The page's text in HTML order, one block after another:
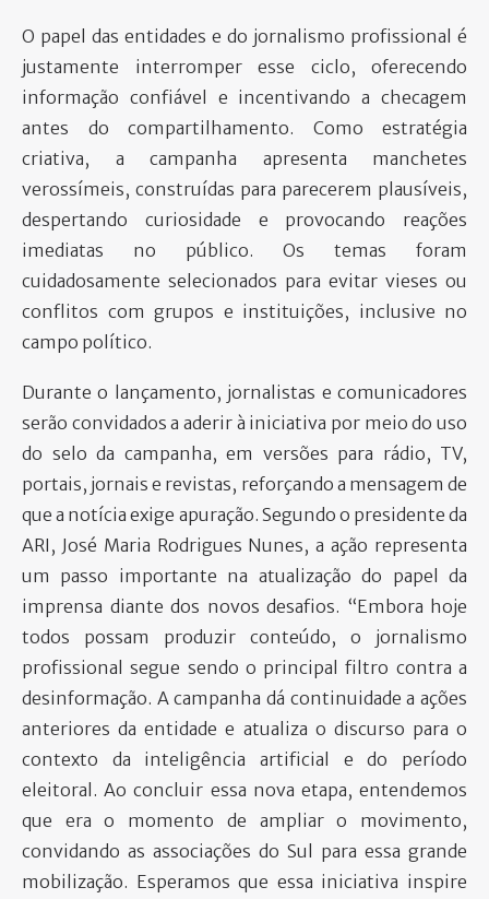
O papel das entidades e do jornalismo profissional é
justamente interromper esse ciclo, oferecendo
informação confiável e incentivando a checagem
antes do compartilhamento. Como estratégia
criativa, a campanha apresenta manchetes
verossímeis, construídas para parecerem plausíveis,
despertando curiosidade e provocando reações
imediatas no público. Os temas foram
cuidadosamente selecionados para evitar vieses ou
conflitos com grupos e instituições, inclusive no
campo político.
Durante o lançamento, jornalistas e comunicadores
serão convidados a aderir à iniciativa por meio do uso
do selo da campanha, em versões para rádio, TV,
portais, jornais e revistas, reforçando a mensagem de
que a notícia exige apuração. Segundo o presidente da
ARI, José Maria Rodrigues Nunes, a ação representa
um passo importante na atualização do papel da
imprensa diante dos novos desafios. “Embora hoje
todos possam produzir conteúdo, o jornalismo
profissional segue sendo o principal filtro contra a
desinformação. A campanha dá continuidade a ações
anteriores da entidade e atualiza o discurso para o
contexto da inteligência artificial e do período
eleitoral. Ao concluir essa nova etapa, entendemos
que era o momento de ampliar o movimento,
convidando as associações do Sul para essa grande
mobilização. Esperamos que essa iniciativa inspire